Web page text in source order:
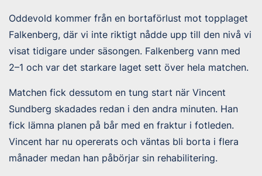
Oddevold kommer från en bortaförlust mot topplaget
Falkenberg, där vi inte riktigt nådde upp till den nivå vi
visat tidigare under säsongen. Falkenberg vann med
2–1 och var det starkare laget sett över hela matchen.
Matchen fick dessutom en tung start när Vincent
Sundberg skadades redan i den andra minuten. Han
fick lämna planen på bår med en fraktur i fotleden.
Vincent har nu opererats och väntas bli borta i flera
månader medan han påbörjar sin rehabilitering.